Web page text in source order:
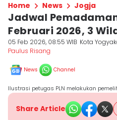
Home News Jogja
Jadwal
Februari 2026, 3
05 Feb 2026, 08:55 WIB Kota
Paulus Risang
News Channel
Ilustrasi petugas PLN melakukan
Share Article